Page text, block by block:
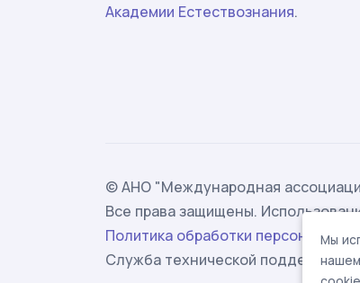
Академии Естествознания.
© АНО "Международная
Все права защищены.
Политика обработки
Служба технической поддержки -
Мы